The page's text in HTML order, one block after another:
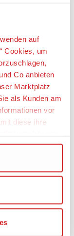
auf
Cookies, um
Co anbieten
Marktplatz
als Kunden am
vor
diese ihre
um weitere
ein Teil
übertragen.
einem